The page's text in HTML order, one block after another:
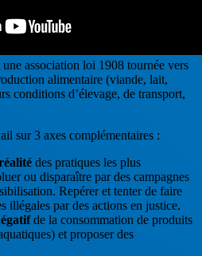
association loi 1908 tournée vers
alimentaire (viande, lait,
conditions d’élevage, de transport,
sur 3 axes complémentaires :
des pratiques les plus
ou disparaître par des campagnes
Repérer et tenter de faire
illégales par des actions en justice.
de la consommation de produits
et proposer des